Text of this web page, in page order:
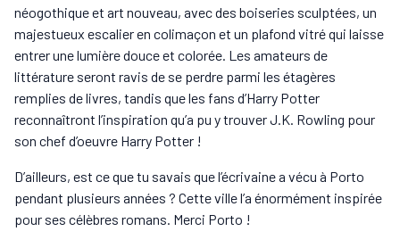
néogothique et art nouveau, avec des boiseries sculptées, un
majestueux escalier en colimaçon et un plafond vitré qui laisse
entrer une lumière douce et colorée. Les amateurs de
littérature seront ravis de se perdre parmi les étagères
remplies de livres, tandis que les fans d’Harry Potter
reconnaîtront l’inspiration qu’a pu y trouver J.K. Rowling pour
son chef d’oeuvre Harry Potter !
D’ailleurs, est ce que tu savais que l’écrivaine a vécu à Porto
pendant plusieurs années ? Cette ville l’a énormément inspirée
pour ses célèbres romans. Merci Porto !